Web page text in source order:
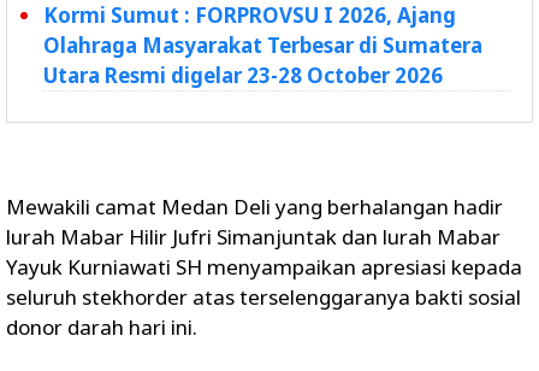
Kormi Sumut : FORPROVSU I 2026, Ajang
Olahraga Masyarakat Terbesar di Sumatera
Utara Resmi digelar 23-28 October 2026
Mewakili camat Medan Deli yang berhalangan hadir
lurah Mabar Hilir Jufri Simanjuntak dan lurah Mabar
Yayuk Kurniawati SH menyampaikan apresiasi kepada
seluruh stekhorder atas terselenggaranya bakti sosial
donor darah hari ini.